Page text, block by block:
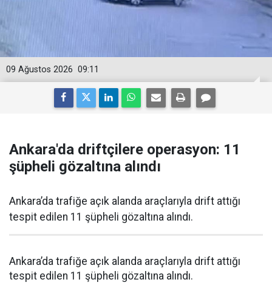
09:11
09 Ağustos 2026
Ankara'da driftçilere operasyon: 11
şüpheli gözaltına alındı
Ankara’da trafiğe açık alanda araçlarıyla drift attığı
tespit edilen 11 şüpheli gözaltına alındı.
Ankara’da trafiğe açık alanda araçlarıyla drift attığı
tespit edilen 11 şüpheli gözaltına alındı.